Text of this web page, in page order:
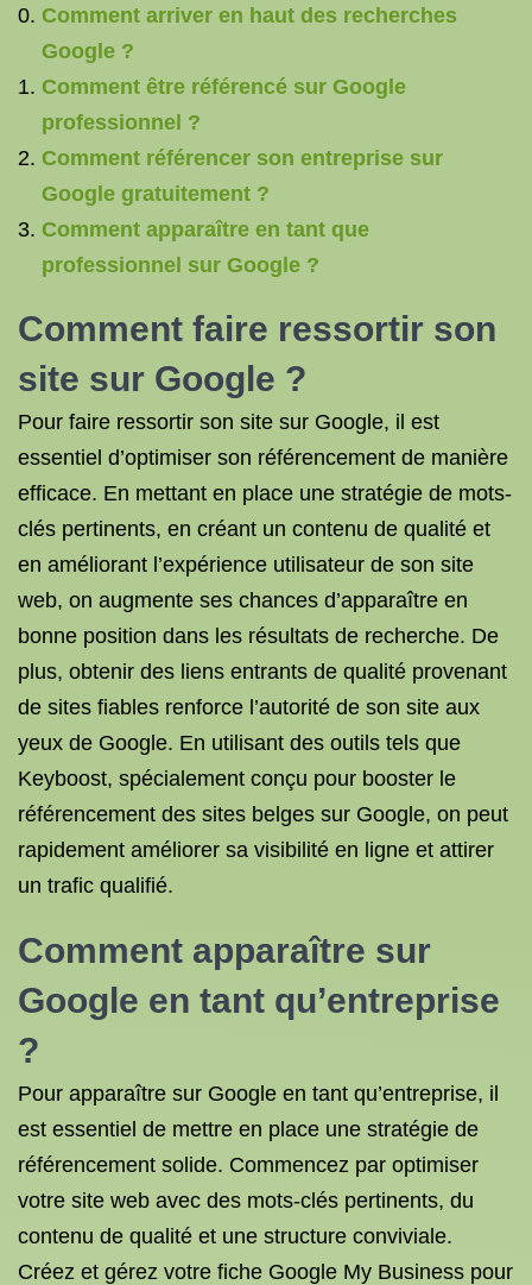
Comment arriver en haut des recherches
Google ?
Comment être référencé sur Google
professionnel ?
Comment référencer son entreprise sur
Google gratuitement ?
Comment apparaître en tant que
professionnel sur Google ?
Comment faire ressortir son
site sur Google ?
Pour faire ressortir son site sur Google, il est
essentiel d’optimiser son référencement de manière
efficace. En mettant en place une stratégie de mots-
clés pertinents, en créant un contenu de qualité et
en améliorant l’expérience utilisateur de son site
web, on augmente ses chances d’apparaître en
bonne position dans les résultats de recherche. De
plus, obtenir des liens entrants de qualité provenant
de sites fiables renforce l’autorité de son site aux
yeux de Google. En utilisant des outils tels que
Keyboost, spécialement conçu pour booster le
référencement des sites belges sur Google, on peut
rapidement améliorer sa visibilité en ligne et attirer
un trafic qualifié.
Comment apparaître sur
Google en tant qu’entreprise
?
Pour apparaître sur Google en tant qu’entreprise, il
est essentiel de mettre en place une stratégie de
référencement solide. Commencez par optimiser
votre site web avec des mots-clés pertinents, du
contenu de qualité et une structure conviviale.
Créez et gérez votre fiche Google My Business pour